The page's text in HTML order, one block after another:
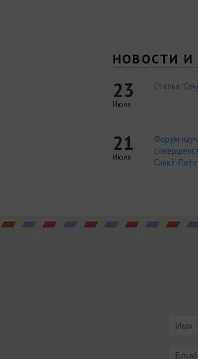
НОВОСТИ И
23
Июля
Статья
21
Июля
Форум
Санкт-